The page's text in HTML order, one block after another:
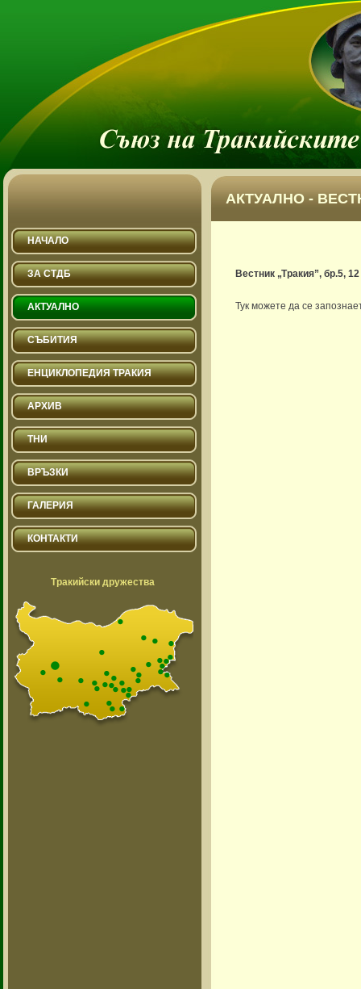
АКТУАЛНО -
НАЧАЛО
ЗА СТДБ
АКТУАЛНО
СЪБИТИЯ
ЕНЦИКЛОПЕДИЯ ТРАКИЯ
АРХИВ
ТНИ
ВРЪЗКИ
ГАЛЕРИЯ
КОНТАКТИ
Тракийски дружества
Вестник „Тракия”, бр.5,
Тук можете да се